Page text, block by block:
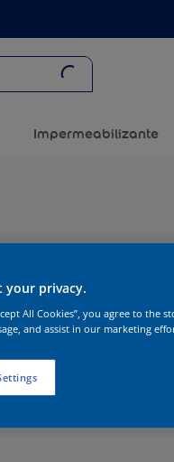
Impermeabilizante
your privacy.
All Cookies”, you agree to the
and assist in our marketing